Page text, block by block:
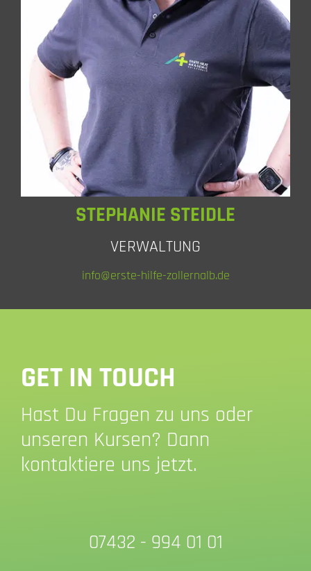
STEPHANIE STEIDLE
VERWALTUNG
info@erste-hilfe-zollernalb.de
GET IN TOUCH
Hast Du Fragen zu uns oder
unseren Kursen? Dann
kontaktiere uns jetzt.
07432 - 994 01 01